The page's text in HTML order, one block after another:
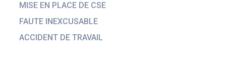
MISE EN PLACE DE CSE
FAUTE INEXCUSABLE
ACCIDENT DE TRAVAIL